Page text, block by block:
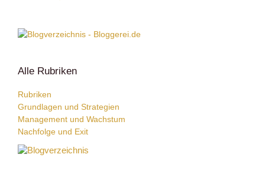
Alle Rubriken
Rubriken
Grundlagen und Strategien
Management und Wachstum
Nachfolge und Exit